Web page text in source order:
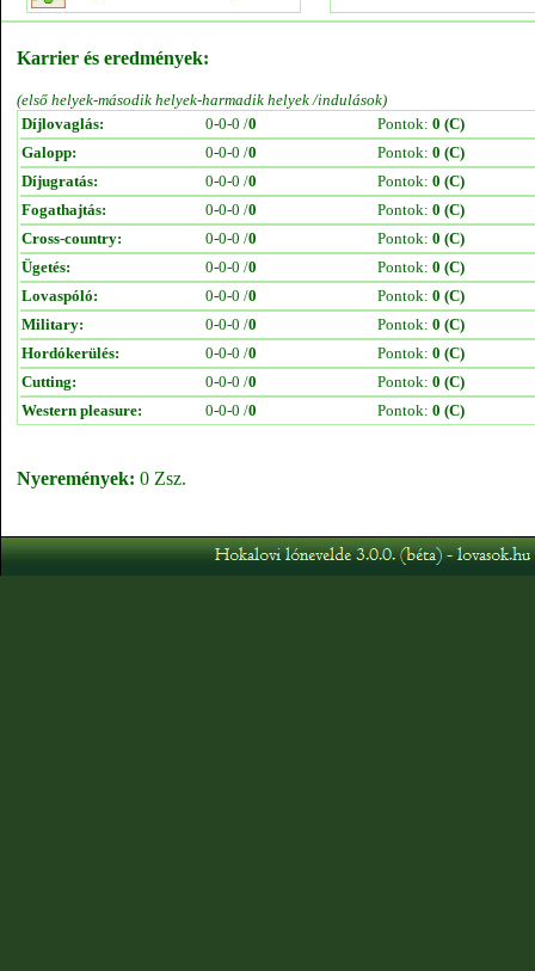
Karrier és eredmények:
(első helyek-második helyek-harmadik helyek /indulások)
Díjlovaglás:
0-0-0 /0 Pontok: 0 (C)
Galopp:
0-0-0 /0 Pontok: 0 (C)
Díjugratás:
0-0-0 /0 Pontok: 0 (C)
Fogathajtás:
0-0-0 /0 Pontok: 0 (C)
Cross-country:
0-0-0 /0 Pontok: 0 (C)
Ügetés:
0-0-0 /0 Pontok: 0 (C)
Lovaspóló:
0-0-0 /0 Pontok: 0 (C)
Military:
0-0-0 /0 Pontok: 0 (C)
Hordókerülés:
0-0-0 /0 Pontok: 0 (C)
Cutting:
0-0-0 /0 Pontok: 0 (C)
Western pleasure:
0-0-0 /0 Pontok: 0 (C)
Nyeremények: 0 Zsz.